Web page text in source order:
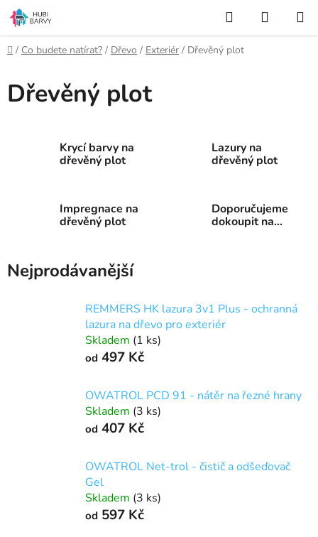
Přejít
na
obsah
Hledat
KOŠÍK
Domů
/ Co budete natírat? / Dřevo / Exteriér / Dřevěný plot
Dřevěný plot
Krycí barvy na
dřevěný plot
Lazury na
dřevěný plot
Impregnace na
dřevěný plot
Doporučujeme
dokoupit na
Nejprodávanější
REMMERS HK lazura 3v1 Plus - ochranná
lazura na dřevo pro exteriér
Skladem (1 ks)
od 497 Kč
OWATROL PCD 91 - nátěr na řezné hrany
Skladem (3 ks)
od 407 Kč
OWATROL Net-trol - čistič a odšeďovač
Gel
Skladem (3 ks)
od 597 Kč